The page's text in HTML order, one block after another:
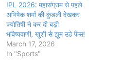
IPL 2026: महासंग्राम से पहले
अभिषेक शर्मा की कुंडली देखकर
ज्योतिषी ने कर दी बड़ी
भविष्यवाणी, खुशी से झूम उठे फैंस!
March 17, 2026
In "Sports"